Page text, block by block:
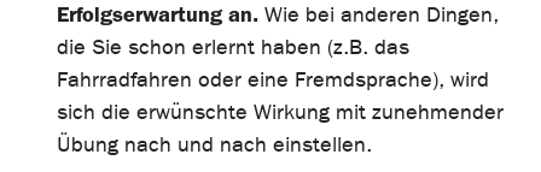
Erfolgserwartung an. Wie bei anderen Dingen,
die Sie schon erlernt haben (z.B. das
Fahrradfahren oder eine Fremdsprache), wird
sich die erwünschte Wirkung mit zunehmender
Übung nach und nach einstellen.